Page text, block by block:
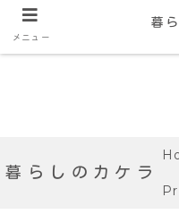
暮らしのカケラ
メニュー
暮